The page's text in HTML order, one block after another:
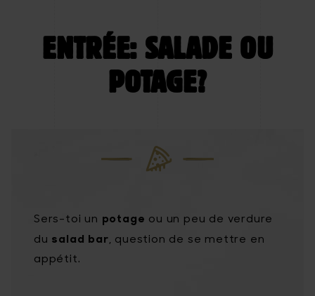
ENTRÉE: SALADE OU
POTAGE?
Sers-toi un potage ou un peu de verdure
du salad bar , question de se mettre en
appétit.